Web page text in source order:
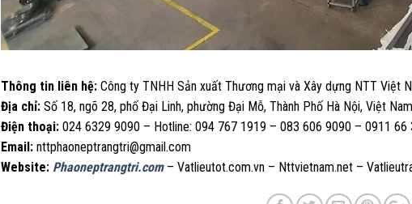
Thông tin liên hệ: Công ty TNHH Sản xuất Thương mại và Xây dựng NTT Việt
Địa chỉ: Số 18, ngõ 28, phố Đại Linh, phường Đại Mỗ, Thành Phố Hà Nội, Việt Nam
Điện thoại: 024 6329 9090 – Hotline: 094 767 1919 – 083 606 9090 – 0911 66
Email: nttphaoneptrangtri@gmail.com
Website: Phaoneptrangtri.com– Vatlieutot.com.vn – Nttvietnam.net –